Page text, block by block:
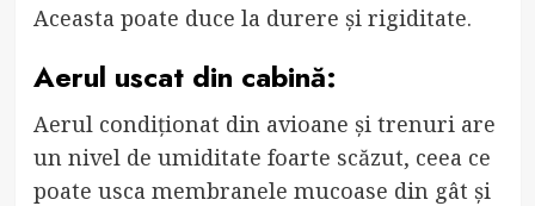
Aceasta poate duce la durere și rigiditate.
Aerul uscat din cabină:
Aerul condiționat din avioane și trenuri are
un nivel de umiditate foarte scăzut, ceea ce
poate usca membranele mucoase din gât și